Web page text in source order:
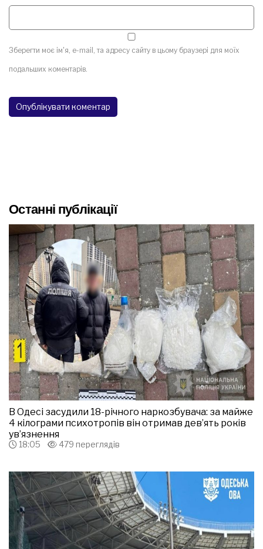
Зберегти моє ім'я, e-mail, та адресу сайту в цьому браузері для моїх
подальших коментарів.
Останні публікації
В Одесі засудили 18-річного наркозбувача: за майже
4 кілограми психотропів він отримав дев’ять років
ув’язнення
18:05 479 переглядів